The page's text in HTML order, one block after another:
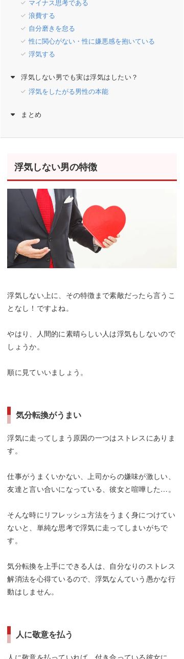
マイナス思考である
浪費する
自分磨きを怠る
性に関心がない・性に嫌悪感を抱いている
浮気する
浮気しない男でも実は浮気はしたい？
浮気をしたがる男性の本能
まとめ
浮気しない男の特徴
浮気しない上に、その特徴まで素敵だったら言うこ
となし！ですよね。
やはり、人間的に素晴らしい人は浮気もしないので
しょうか。
順に見ていいましょう。
気分転換がうまい
浮気に走ってしまう原因の一つはストレスにありま
す。
仕事がうまくいかない、上司からの嫌味が激しい、
友達と言い合いになっている、彼女と喧嘩した…。
そんな時にリフレッシュ方法をうまく身につけてい
ないと、単純な思考で浮気に走ってしまいがちで
す。
気分転換を上手にできる人は、自分なりのストレス
解消法を心得ているので、浮気なんていう愚かな行
動はしません。
人に敬意を払う
人に敬意を払っていれば、付き合っている彼女に